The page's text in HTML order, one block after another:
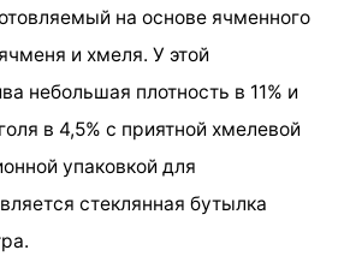
на основе ячменного
и хмеля. У этой
небольшая плотность в 11% и
в 4,5% с приятной хмелевой
упаковкой для
стеклянная бутылка